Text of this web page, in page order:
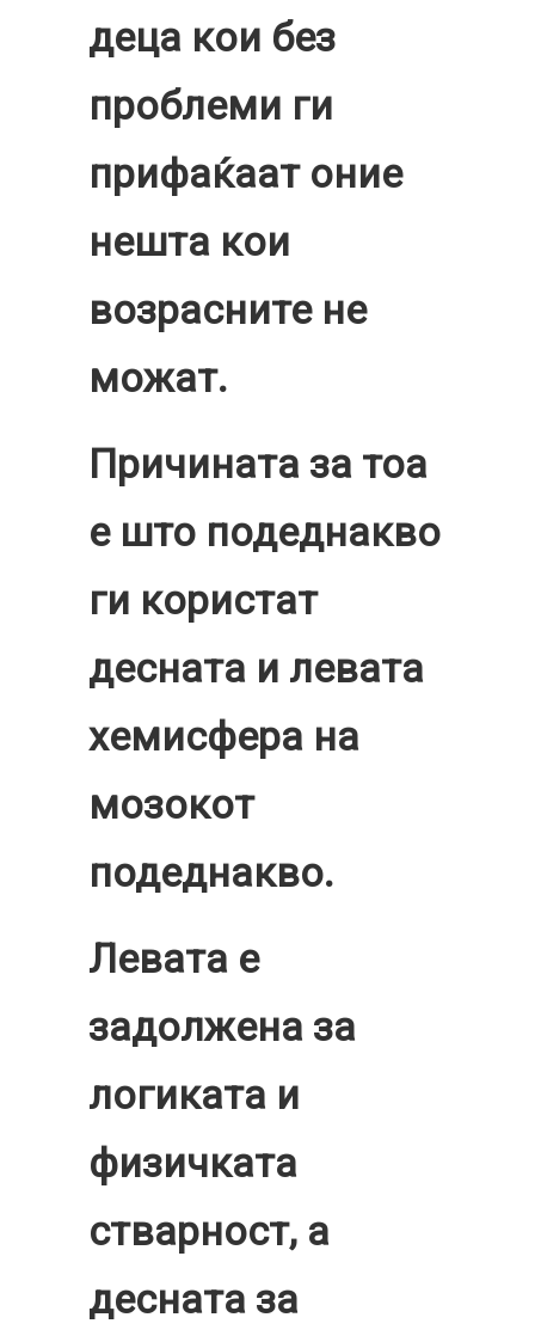
деца кои без
проблеми ги
прифаќаат оние
нешта кои
возрасните не
можат.
Причината за тоа
е што подеднакво
ги користат
десната и левата
хемисфера на
мозокот
подеднакво.
Левата е
задолжена за
логиката и
физичката
стварност, а
десната за